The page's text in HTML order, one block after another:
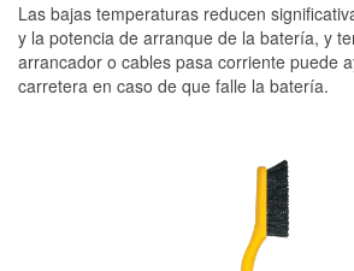
Las bajas temperaturas reducen
y la potencia de arranque de la batería, y
arrancador o cables pasa corriente puede
carretera en caso de que falle la batería.